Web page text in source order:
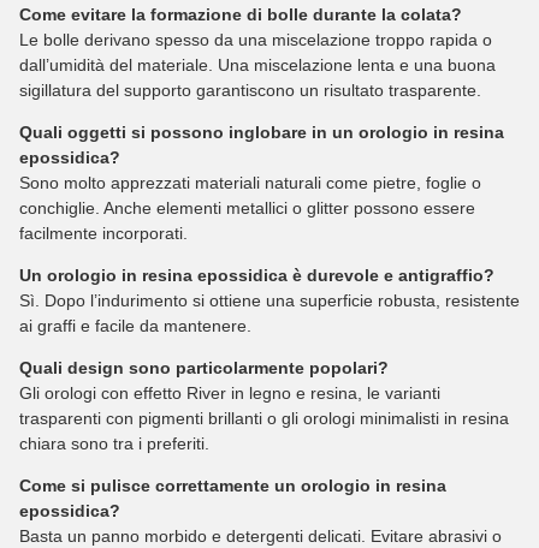
Come evitare la formazione di bolle durante la colata?
Le bolle derivano spesso da una miscelazione troppo rapida o
dall’umidità del materiale. Una miscelazione lenta e una buona
sigillatura del supporto garantiscono un risultato trasparente.
Quali oggetti si possono inglobare in un orologio in resina
epossidica?
Sono molto apprezzati materiali naturali come pietre, foglie o
conchiglie. Anche elementi metallici o glitter possono essere
facilmente incorporati.
Un orologio in resina epossidica è durevole e antigraffio?
Sì. Dopo l’indurimento si ottiene una superficie robusta, resistente
ai graffi e facile da mantenere.
Quali design sono particolarmente popolari?
Gli orologi con effetto River in legno e resina, le varianti
trasparenti con pigmenti brillanti o gli orologi minimalisti in resina
chiara sono tra i preferiti.
Come si pulisce correttamente un orologio in resina
epossidica?
Basta un panno morbido e detergenti delicati. Evitare abrasivi o